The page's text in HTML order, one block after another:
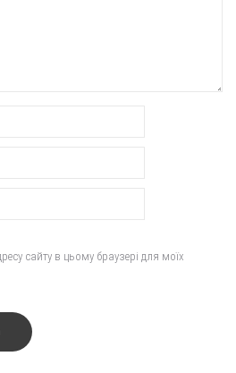
сайту в цьому браузері для моїх